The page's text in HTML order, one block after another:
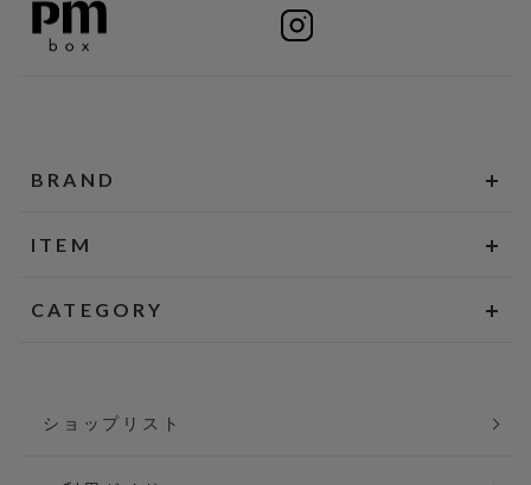
BRAND
ITEM
CATEGORY
ショップリスト